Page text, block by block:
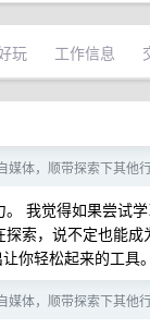
玩 工作信息
体，顺带探索下其他
我觉得如果尝试
索，说不定也能
你轻松起来的工具。
体，顺带探索下其他